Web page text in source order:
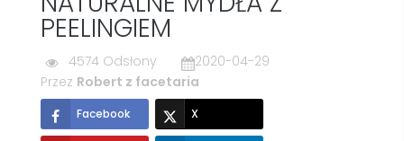
PEELINGIEM
4574 Odsłony
2020-04-29
Przez Robert z facetaria
Facebook X